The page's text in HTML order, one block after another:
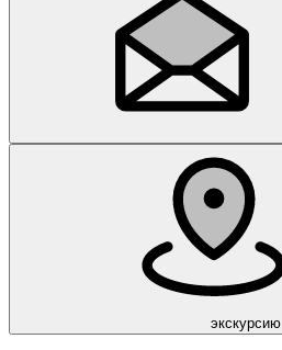
экскурсию